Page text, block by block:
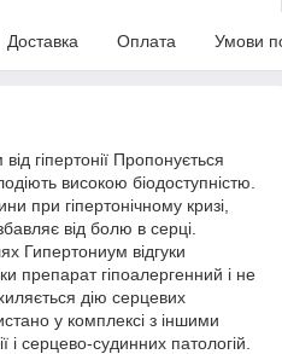
Доставка Оплата Умови
гіпертонії Пропонується
високою біодоступністю.
при гіпертонічному кризі,
від болю в серці.
Гипертониум відгуки
препарат гіпоалергенний і не
дію серцевих
у комплексі з іншими
і серцево-судинних патологій.